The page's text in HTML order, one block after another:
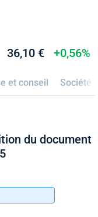
36,10 € +0,56%
et conseil Société
du document